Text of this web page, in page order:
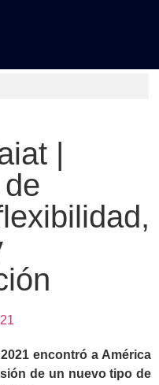
|
encontró a América
de un nuevo tipo de